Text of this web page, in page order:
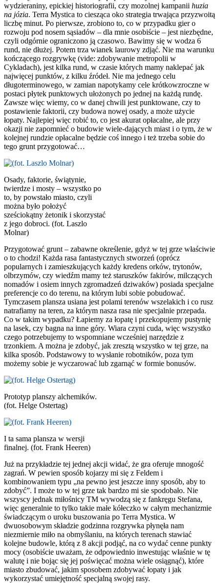
wydzieraniny, epickiej historiografii, czy mozolnej kampanii huzia
na józia. Terra Mystica to ciesząca oko strategia trwająca przyzwoitą
liczbę minut. Po pierwsze, zrobiono to, co w przypadku gier o
rozwoju pod nosem sąsiadów – dla mnie osobiście – jest niezbędne,
czyli odgórnie ograniczono ją czasowo. Bawimy się w wodza 6
rund, nie dłużej. Potem trza wianek laurowy zdjąć. Nie ma warunku
kończącego rozgrywkę (vide: zdobywanie metropolii w
Cykladach), jest kilka rund, w czasie których mamy naklepać jak
najwięcej punktów, z kilku źródeł. Nie ma jednego celu
długoterminowego, w zamian napotykamy cele krótkowzroczne w
postaci płytek punktowych ułożonych po jednej na każdą rundę.
Zawsze więc wiemy, co w danej chwili jest punktowane, czy to
postawienie faktorii, czy budowa nowej osady, a może użycie
łopaty. Najlepiej więc robić to, co jest akurat opłacalne, ale przy
okazji nie zapomnieć o budowie wiele-dających miast i o tym, że w
kolejnej rundzie opłacalne będzie coś innego i też trzeba sobie do
tego grunt przygotować…
Osady, faktorie, świątynie,
twierdze i mosty – wszystko po
to, by powstało miasto, czyli
można było położyć
sześciokątny żetonik i skorzystać
z jego dobroci. (fot. Laszlo
Molnar)
Przygotować grunt – zabawne określenie, gdyż w tej grze właściwie
o to chodzi! Każda rasa fantastycznych stworzeń (oprócz
popularnych i zamieszkujących każdy kredens orków, trytonów,
olbrzymów, czy wiedźm mamy też staruszków fakirów, milczących
nomadów i osiem innych zgromadzeń dziwaków) posiada specjalne
preferencje co do terenu, na którym lubi sobie pobudować.
Tymczasem plansza usiana jest polami terenów wszelakich i co rusz
natrafiamy na teren, za którym nasza rasa nie specjalnie przepada.
Co w takim wypadku? Łapiemy za łopatę i przekopujemy pustynię
na lasek, czy bagna na inne góry. Wiara czyni cuda, więc wszystko
czego potrzebujemy to wspomniane wcześniej narzędzie z
trzonkiem. A można je zdobyć, jak zresztą wszystko w tej grze, na
kilka sposób. Podstawowy to wysłanie robotników, poza tym
możemy sobie je wyczarować lub zgarnąć w formie bonusów.
Prototyp planszy alchemików.
(fot. Helge Ostertag)
I ta sama plansza w wersji
finalnej. (fot. Frank Heeren)
Już na przykładzie tej jednej akcji widać, że gra oferuje mnogość
zagrań. W pewien sposób kojarzy mi się z Feldem i
kombinowaniem typu „na pewno jest jeszcze inny sposób, aby to
zdobyć”. I może to w tej grze tak bardzo mi sie spodobało. Nie
wszyscy jednak miłośnicy TM wywodzą się z fankręgu Stefana,
więc generalnie to tylko takie małe kółeczko w całym mechanizmie
świadczącym o uroku buszowania po Terra Mystica. W
dwuosobowym składzie godzinna rozgrywka płynęła nam
niezmiernie miło na obmyślaniu, na których terenach stawiać
kolejne budowle, którą z 8 akcji podjąć, na co wydać cenne punkty
mocy (osobiście uważam, że odpowiednio inwestując właśnie w tę
walutę i nie bojąc się jej poświęcać można wiele osiągnąć), które
miasto zbudować, jakim sposobem zdobywać łopaty i jak
wykorzystać umiejętność specjalną swojej rasy.